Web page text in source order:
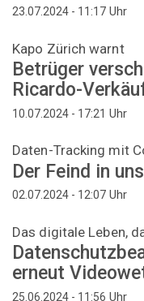
23.07.2024 - 11:17 Uhr
Kapo Zürich warnt
Betrüger
Ricardo-
10.07.2024 - 17:21 Uhr
Daten-Tracking mit
Der Feind in
02.07.2024 - 12:07 Uhr
Das digitale Leben,
erneut
25.06.2024 - 11:56 Uhr